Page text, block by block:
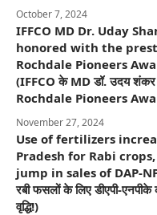
October 7, 2024
IFFCO MD Dr. Uday
honored with the
Rochdale Pioneers
(IFFCO के MD डॉ. उदय शंकर
Rochdale Pioneers
November 27, 2024
Use of fertilizers
Pradesh for Rabi
jump in sales of DAP-
रबी फसलों के लिए डीएपी-
वृद्धि!)